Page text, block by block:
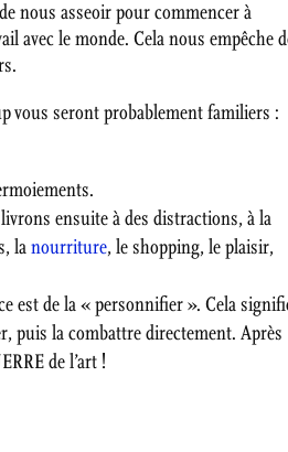
nous asseoir pour commencer à
avec le monde. Cela nous empêche
vous seront probablement familiers :
ensuite à des distractions, à la
lanourriture, le shopping, le plaisir,
est de la « personnifier ». Cela
puis la combattre directement. Après
de l’art !